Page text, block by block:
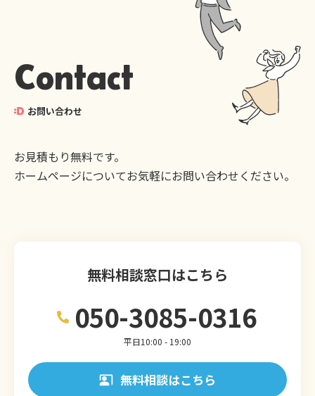
Contact
お問い合わせ
お見積もり無料です。
ホームページについてお気軽にお問い合わせください。
無料相談窓口はこちら
050-3085-0316
平日10:00 - 19:00
無料相談はこちら